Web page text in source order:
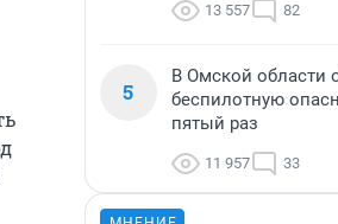
13 557 82
5
В Омской области
беспилотную
пятый раз
11 957 33